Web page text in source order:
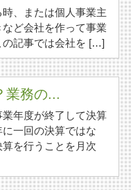
、または個人事業主
ど会社を作って事業
の記事では会社を […]
業務の...
年度が終了して決算
一回の決算ではな
を行うことを月次